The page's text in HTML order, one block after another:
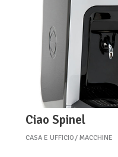
Ciao Spinel
CASA E UFFICIO MACCHINE